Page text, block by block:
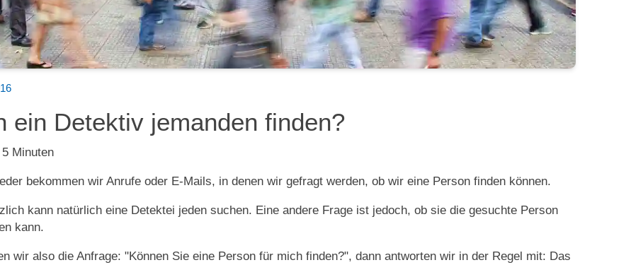
ein Detektiv jemanden finden?
5 Minuten
bekommen wir Anrufe oder E-Mails, in denen wir gefragt werden, ob wir eine Person finden können.
kann natürlich eine Detektei jeden suchen. Eine andere Frage ist jedoch, ob sie die gesuchte Person
kann.
wir also die Anfrage: "Können Sie eine Person für mich finden?", dann antworten wir in der Regel mit: Das